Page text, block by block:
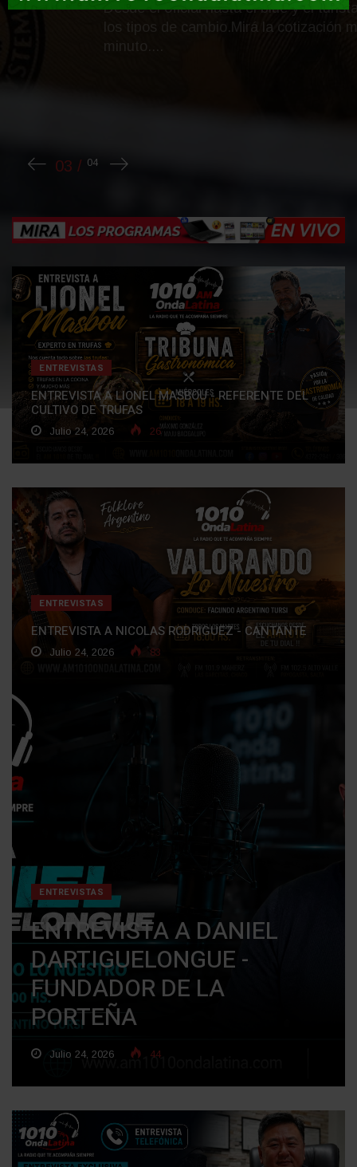
Desde el oficial hasta el blue y el turista, todos
los tipos de cambio.Mirá la cotización minuto a
ENTREVISTAS
ENTREVISTA A LIONEL MASBOU - REFERENTE DEL
CULTIVO DE TRUFAS
Julio 24, 2026 26
ENTREVISTAS
ENTREVISTA A NICOLAS RODRIGUEZ - CANTANTE
Julio 24, 2026 83
ENTREVISTAS
ENTREVISTA A DANIEL
DARTIGUELONGUE -
FUNDADOR DE LA
PORTEÑA
Julio 24, 2026 44